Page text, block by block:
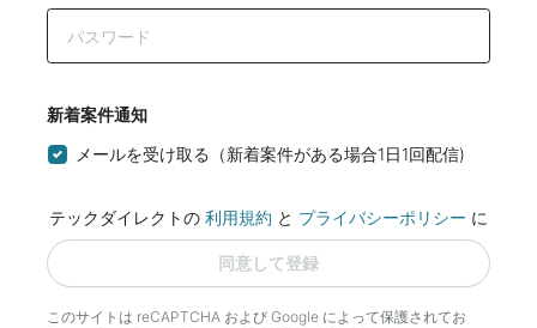
新着案件通知
メールを受け取る（新着案件がある場合1日1回配信)
テックダイレクトの 利用規約 と プライバシーポリシー に
同意して登録
このサイトは reCAPTCHA および Google によって保護されてお